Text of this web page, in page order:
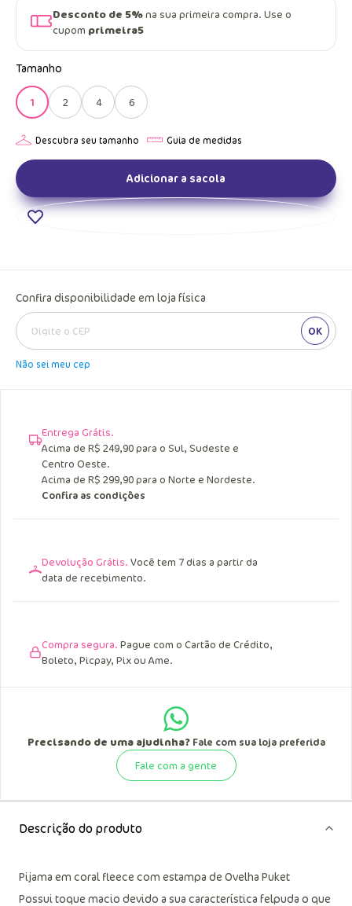
Desconto de 5%na sua primeira compra. Use o
cupom primeira5
Tamanho
1 2 4 6
Adicionar a sacola
Confira disponibilidade em loja física
OK
Não sei meu cep
Entrega Grátis.
Acima de R$ 249,90 para o Sul, Sudeste e
Centro Oeste.
Acima de R$ 299,90 para o Norte e Nordeste.
Confira as condições
Devolução Grátis. Você tem 7 dias a partir da
data de recebimento.
Compra segura. Pague com o Cartão de Crédito,
Boleto, Picpay, Pix ou Ame.
Precisando de uma ajudinha?Fale com sua loja preferida
Fale com a gente
Descrição do produto
Pijama em coral fleece com estampa de Ovelha Puket
Possui toque macio devido a sua característica felpuda o que